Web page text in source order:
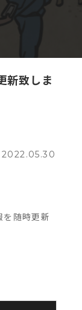
新致しま
2022.05.30
を随時更新